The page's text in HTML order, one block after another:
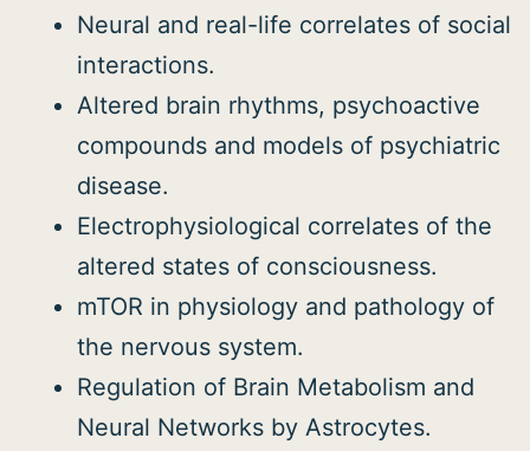
Neural and real-life correlates of social
interactions.
Altered brain rhythms, psychoactive
compounds and models of psychiatric
disease.
Electrophysiological correlates of the
altered states of consciousness.
mTOR in physiology and pathology of
the nervous system.
Regulation of Brain Metabolism and
Neural Networks by Astrocytes.